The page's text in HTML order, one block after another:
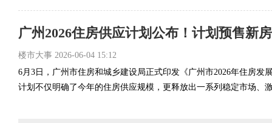
广州2026住房供应计划公布！计划预售新
楼市大事 2026-06-04 15:12
6月3日，广州市住房和城乡建设局正式印发《广州市2026年住房发
计划不仅明确了今年的住房供应规模，更释放出一系列稳定市场、